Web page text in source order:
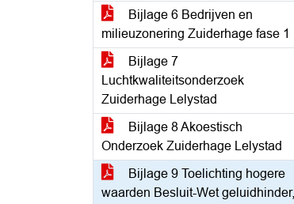
Bijlage 6 Bedrijven en
milieuzonering Zuiderhage fase 1
Bijlage 7
Luchtkwaliteitsonderzoek
Zuiderhage Lelystad
Bijlage 8 Akoestisch
Onderzoek Zuiderhage Lelystad
Bijlage 9 Toelichting hogere
waarden Besluit-Wet geluidhinder,